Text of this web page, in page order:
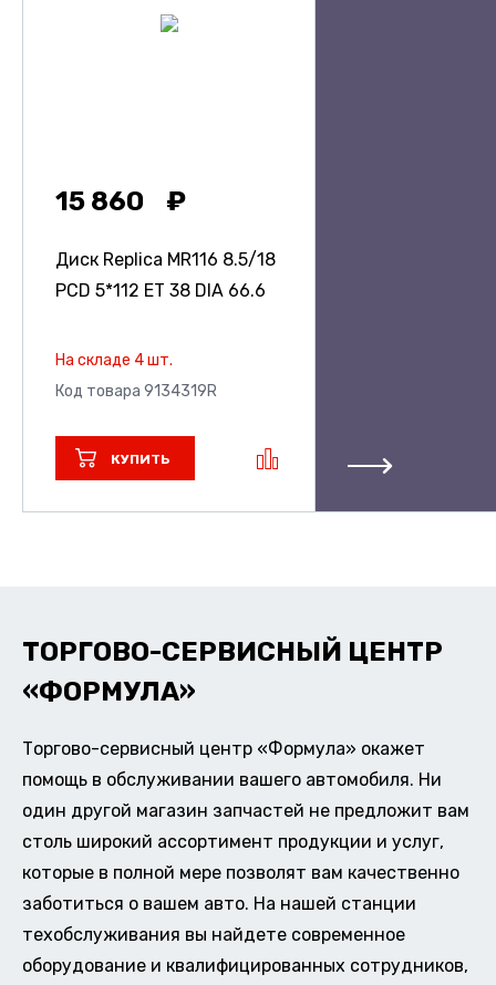
15 860
Диск Replica MR116 8.5/18
PCD 5*112 ET 38 DIA 66.6
На складе 4 шт.
Код товара 9134319R
КУПИТЬ
ТОРГОВО-СЕРВИСНЫЙ ЦЕНТР
«ФОРМУЛА»
Торгово-сервисный центр «Формула» окажет
помощь в обслуживании вашего автомобиля. Ни
один другой магазин запчастей не предложит вам
столь широкий ассортимент продукции и услуг,
которые в полной мере позволят вам качественно
заботиться о вашем авто. На нашей станции
техобслуживания вы найдете современное
оборудование и квалифицированных сотрудников,